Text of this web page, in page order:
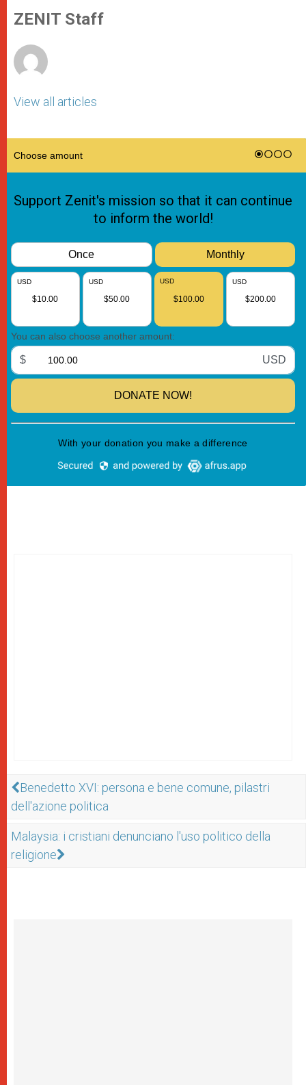
p
p
g
e
o
k
ZENIT Staff
View all articles
Benedetto XVI: persona e bene comune, pilastri
dell'azione politica
Malaysia: i cristiani denunciano l'uso politico della
religione